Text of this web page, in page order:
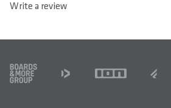
Write a review
FOOTER